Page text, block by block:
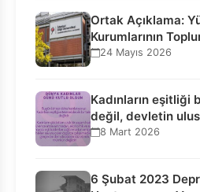
Ortak Açıklama:
Kurumlarının
Kurucularının
24 Mayıs 2026
Kadınların eşitliği
değil, devletin
8 Mart 2026
6 Şubat 2023